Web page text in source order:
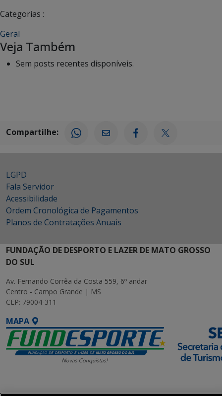
Categorias :
Geral
Veja Também
Sem posts recentes disponíveis.
Compartilhe:
LGPD
Fala Servidor
Acessibilidade
Ordem Cronológica de Pagamentos
Planos de Contratações Anuais
FUNDAÇÃO DE DESPORTO E LAZER DE MATO GROSSO
DO SUL
Av. Fernando Corrêa da Costa 559, 6º andar
Centro - Campo Grande | MS
CEP: 79004-311
MAPA